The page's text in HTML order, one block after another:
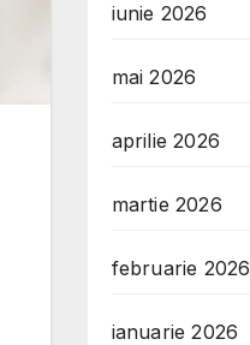
iunie 2026
mai 2026
aprilie 2026
martie 2026
februarie 2026
ianuarie 2026